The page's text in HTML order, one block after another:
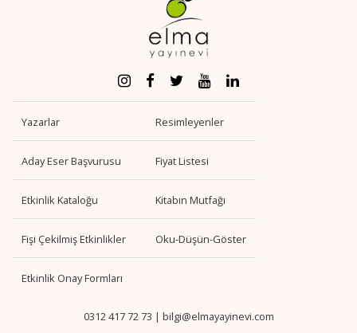
Yazarlar Resimleyenler
Aday Eser Başvurusu Fiyat Listesi
Etkinlik Kataloğu Kitabın Mutfağı
Fişi Çekilmiş Etkinlikler Oku-Düşün-Göster
Etkinlik Onay Formları
0312 417 72 73 | bilgi@elmayayinevi.com